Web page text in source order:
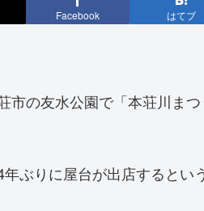
Facebook はてブ
市の友水公園で「本荘川ま
ぶりに屋台が出店するとい